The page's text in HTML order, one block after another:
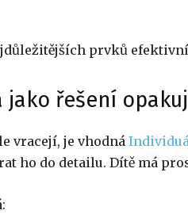
prvků
řešení
vracejí, je vhodná
ho do detailu. Dítě má